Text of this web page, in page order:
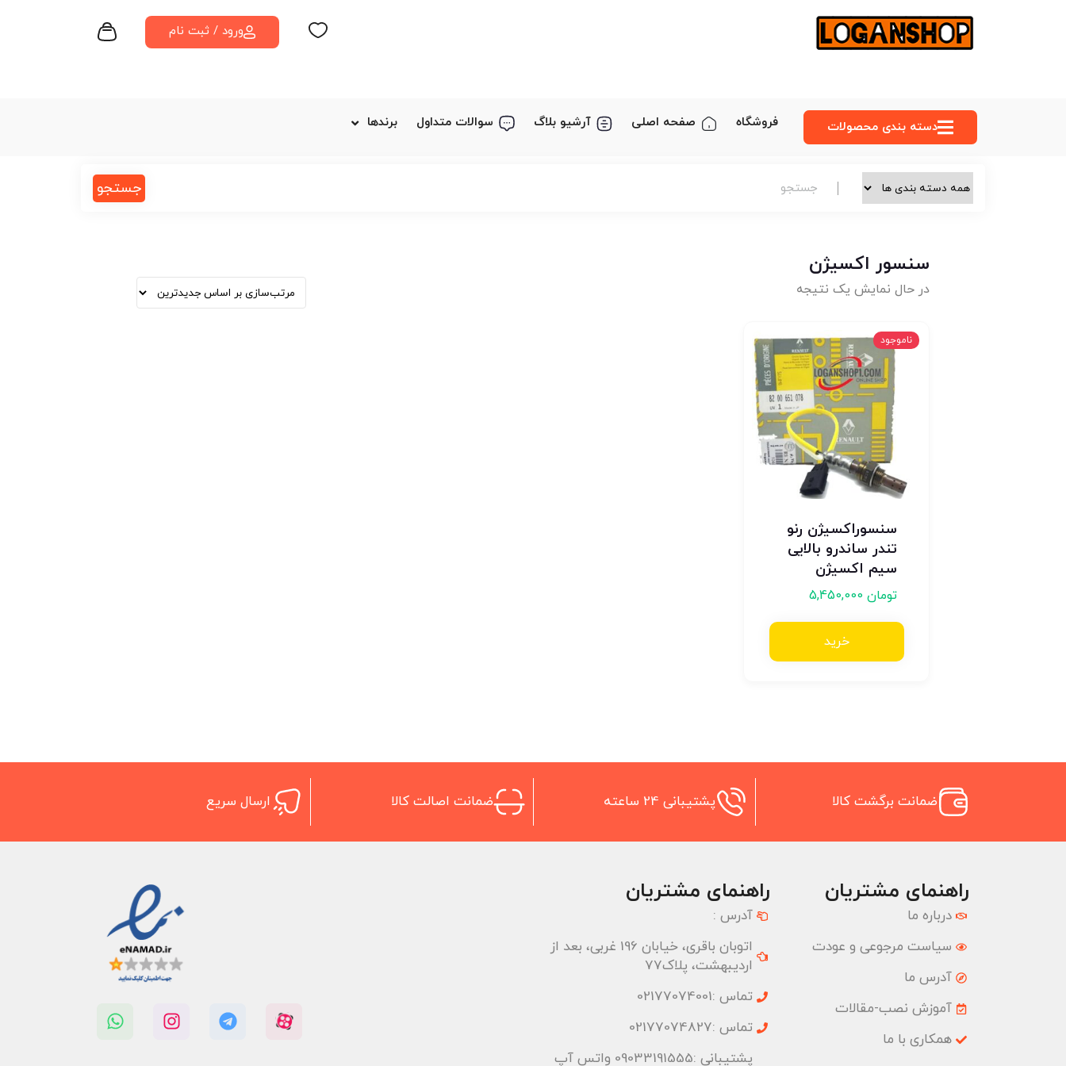
ورود / ثبت نام
دسته‌ بندی محصولات فروشگاه صفحه اصلی آرشیو بلاگ سوالات متداول برندها
جستجو
سنسور اکسیژن
در حال نمایش یک نتیجه
ناموجود
سنسوراکسیژن رنو
تندر ساندرو بالایی
سیم اکسیژن
تومان
خرید
ضمانت برگشت کالا پشتیبانی 24 ساعته ضمانت اصالت کالا ارسال سریع
راهنمای مشتریان
درباره ما
سیاست مرجوعی و عودت
آدرس ما
آموزش نصب-مقالات
همکاری با ما
راهنمای مشتریان
آدرس :
اتوبان باقری، خیابان 196 غربی، بعد از
اردیبهشت، پلاک77
تماس :02177074001
تماس :02177074827
پشتیبانی :09033191555 واتس آپ